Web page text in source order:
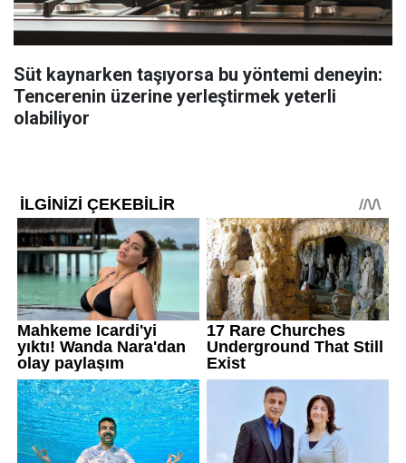
Süt kaynarken taşıyorsa bu yöntemi deneyin:
Tencerenin üzerine yerleştirmek yeterli
olabiliyor